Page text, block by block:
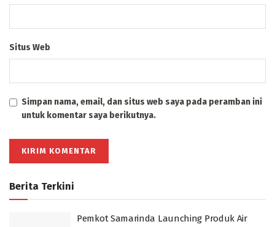
Situs Web
Simpan nama, email, dan situs web saya pada peramban ini
untuk komentar saya berikutnya.
Berita Terkini
Pemkot Samarinda Launching Produk Air